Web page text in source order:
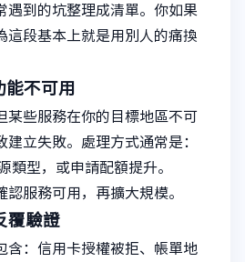
遇到的坑整理成清單。你如果
這段基本上就是用別人的痛換
能不可用
某些服務在你的目標地區不可
建立失敗。處理方式通常是：
類型，或申請配額提升。
認服務可用，再擴大規模。
覆驗證
含：信用卡授權被拒、帳單地